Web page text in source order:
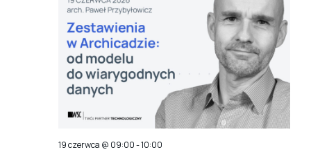
19 czerwca @ 09:00-10:00